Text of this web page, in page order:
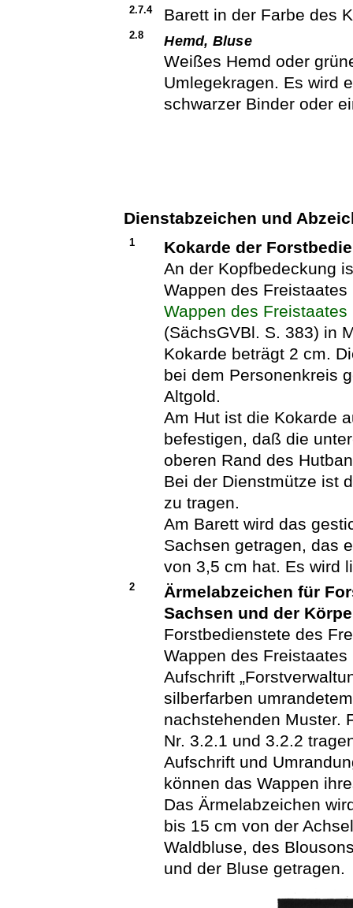
2.7.4 Barett in der Farbe des
2.8 Hemd, Bluse
Weißes Hemd oder
Umlegekragen. Es wird
schwarzer Binder oder
Dienstabzeichen und
1
Kokarde der
An der Kopfbedeckung
Wappen des
Wappen des Freistaates
(SächsGVBl. S. 383) in
Kokarde beträgt 2 cm.
bei dem Personenkreis
Altgold.
Am Hut ist die Kokarde
befestigen, daß die
oberen Rand des
Bei der Dienstmütze ist
zu tragen.
Am Barett wird das
Sachsen getragen, das
von 3,5 cm hat. Es wird
2
Ärmelabzeichen für
Sachsen und der
Forstbedienstete des
Wappen des
Aufschrift
silberfarben
nachstehenden Muster.
Nr. 3.2.1 und 3.2.2
Aufschrift und
können das Wappen
Das Ärmelabzeichen
bis 15 cm von der
Waldbluse, des
und der Bluse getragen.